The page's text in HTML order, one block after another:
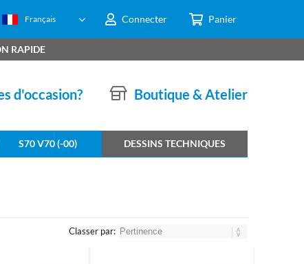
Connecter Panier
Français
RAPIDE
Boutique & Atelier
d'occasion?
S70 V70 (-00) DESSINS TECHNIQUES
Classer par: